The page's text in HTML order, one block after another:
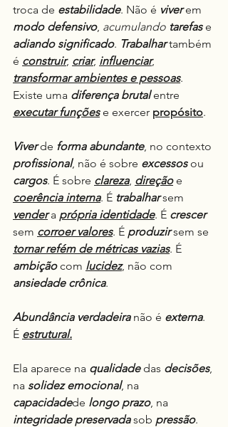
troca de estabilidade. Não é viver em
modo defensivo, acumulando tarefas e
adiando significado. Trabalhar também
é construir, criar, influenciar,
transformar ambientes e pessoas.
Existe uma diferença brutal entre
executar funções e exercer propósito.
Viver de forma abundante, no contexto
profissional, não é sobre excessos ou
cargos. É sobre clareza, direção e
coerência interna. É trabalhar sem
vender a própria identidade. É crescer
sem corroer valores. É produzir sem se
tornar refém de métricas vazias. É
ambição com lucidez, não com
ansiedade crônica.
Abundância verdadeira não é externa.
É estrutural.
Ela aparece na qualidade das decisões,
na solidez emocional, na
capacidadede longo prazo, na
integridade preservada sob pressão.